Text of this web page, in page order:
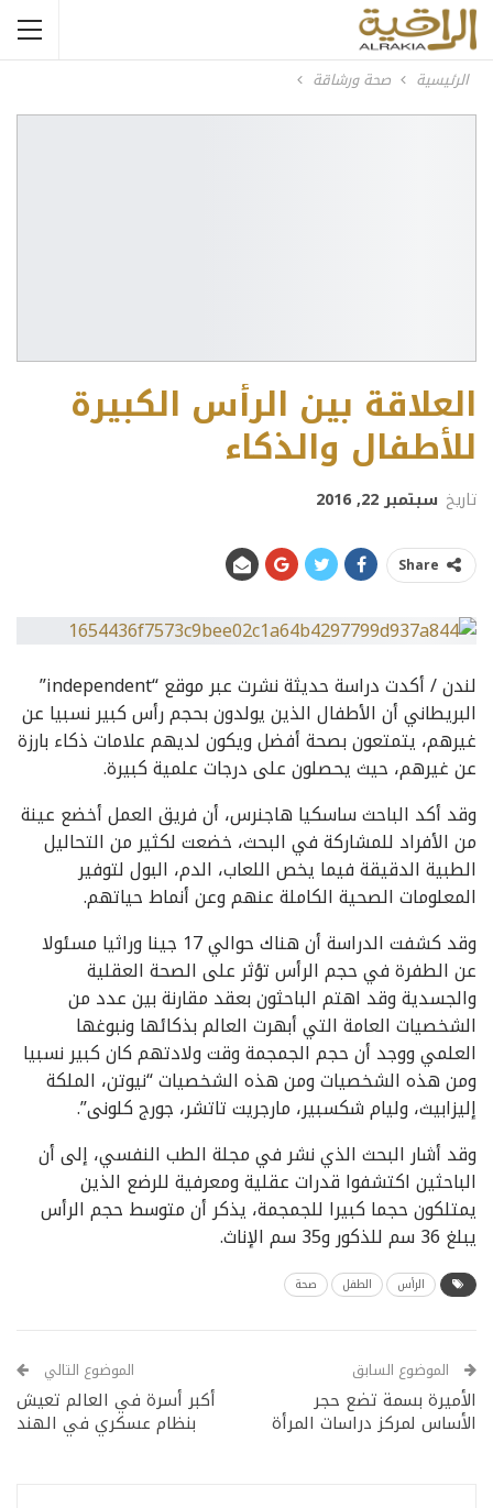
الرئيسية صحة ورشاقة
العلاقة بين الرأس الكبيرة
للأطفال والذكاء
تاريخ سبتمبر 22, 2016
Share
لندن / أكدت دراسة حديثة نشرت عبر موقع “independent”
البريطاني أن الأطفال الذين يولدون بحجم رأس كبير نسبيا عن
غيرهم، يتمتعون بصحة أفضل ويكون لديهم علامات ذكاء بارزة
عن غيرهم، حيث يحصلون على درجات علمية كبيرة.
وقد أكد الباحث ساسكيا هاجنرس، أن فريق العمل أخضع عينة
من الأفراد للمشاركة في البحث، خضعت لكثير من التحاليل
الطبية الدقيقة فيما يخص اللعاب، الدم، البول لتوفير
المعلومات الصحية الكاملة عنهم وعن أنماط حياتهم.
وقد كشفت الدراسة أن هناك حوالي 17 جينا وراثيا مسئولا
عن الطفرة في حجم الرأس تؤثر على الصحة العقلية
والجسدية وقد اهتم الباحثون بعقد مقارنة بين عدد من
الشخصيات العامة التي أبهرت العالم بذكائها ونبوغها
العلمي ووجد أن حجم الجمجمة وقت ولادتهم كان كبير نسبيا
ومن هذه الشخصيات ومن هذه الشخصيات “نيوتن، الملكة
إليزابيث، وليام شكسبير، مارجريت تاتشر، جورج كلونى”.
وقد أشار البحث الذي نشر في مجلة الطب النفسي، إلى أن
الباحثين اكتشفوا قدرات عقلية ومعرفية للرضع الذين
يمتلكون حجما كبيرا للجمجمة، يذكر أن متوسط حجم الرأس
يبلغ 36 سم للذكور و35 سم الإناث.
الرأس الطفل صحة
الموضوع السابق
الأميرة بسمة تضع حجر
الأساس لمركز دراسات المرأة
الموضوع التالي
أكبر أسرة في العالم تعيش
بنظام عسكري في الهند